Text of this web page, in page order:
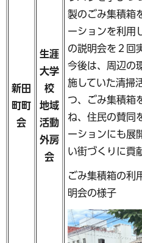
新田
町町
会
生涯
大学
校
地域
活動
外房
会
製のごみ集積箱
ーションを利用
の説明会を２回
今後は、周辺の
施していた清掃
つ、ごみ集積箱
ね、住民の賛同
ーションにも展
い街づくりに貢
ごみ集積箱の利
明会の様子